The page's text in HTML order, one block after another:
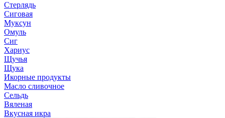
Стерлядь
Сиговая
Муксун
Омуль
Сиг
Хариус
Щучья
Щука
Икорные продукты
Масло сливочное
Сельдь
Вяленая
Вкусная икра